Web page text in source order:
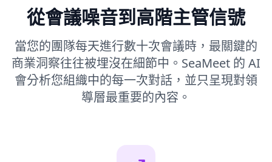
敗，他們正在考慮採取法律行動
[執行長問題升級] – 需要立即的高階主管回應
執行長建議
解決權杖同步障礙
實施合併審查檢查清單
從會議噪音到高階主管信號
當您的團隊每天進行數十次會議時，最關鍵的
商業洞察往往被埋沒在細節中。SeaMeet 的 AI
會分析您組織中的每一次對話，並只呈現對領
導層最重要的內容。